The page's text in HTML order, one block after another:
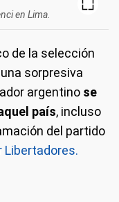
en Lima.
de la selección
sorpresiva
argentino se
país, incluso
del partido
Libertadores.